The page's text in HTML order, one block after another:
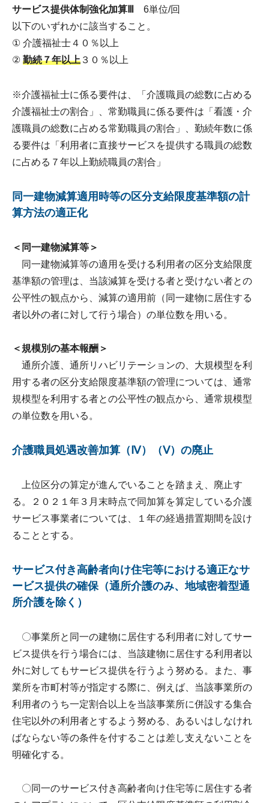
サービス提供体制強化加算Ⅲ
6単位/回
以下のいずれかに該当すること。
① 介護福祉士４０％以上
② 勤続７年以上 ３０％以上
※介護福祉士に係る要件は、「介護職員の総数に占める
介護福祉士の割合」、常勤職員に係る要件は「看護・介
護職員の総数に占める常勤職員の割合」、勤続年数に係
る要件は「利用者に直接サービスを提供する職員の総数
に占める７年以上勤続職員の割合」
同一建物減算適用時等の区分支給限度基準額の計
算方法の適正化
＜同一建物減算等＞
同一建物減算等の適用を受ける利用者の区分支給限度
基準額の管理は、当該減算を受ける者と受けない者との
公平性の観点から、減算の適用前（同一建物に居住する
者以外の者に対して行う場合）の単位数を用いる。
＜規模別の基本報酬＞
通所介護、通所リハビリテーションの、大規模型を利
用する者の区分支給限度基準額の管理については、通常
規模型を利用する者との公平性の観点から、通常規模型
の単位数を用いる。
介護職員処遇改善加算（Ⅳ）（Ⅴ）の廃止
上位区分の算定が進んでいることを踏まえ、廃止す
る。２０２１年３月末時点で同加算を算定している介護
サービス事業者については、１年の経過措置期間を設け
ることとする。
サービス付き高齢者向け住宅等における適正なサ
ービス提供の確保（通所介護のみ、地域密着型通
所介護を除く）
〇事業所と同一の建物に居住する利用者に対してサー
ビス提供を行う場合には、当該建物に居住する利用者以
外に対してもサービス提供を行うよう努める。また、事
業所を市町村等が指定する際に、例えば、当該事業所の
利用者のうち一定割合以上を当該事業所に併設する集合
住宅以外の利用者とするよう努める、あるいはしなけれ
ばならない等の条件を付することは差し支えないことを
明確化する。
〇同一のサービス付き高齢者向け住宅等に居住する者